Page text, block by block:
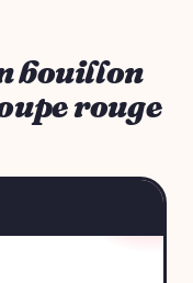
bouillon
rouge